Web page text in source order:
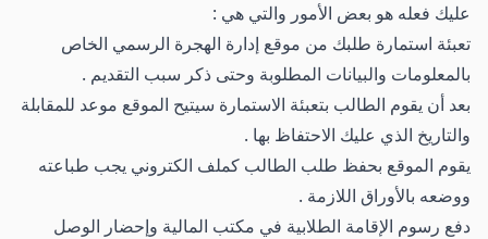
عليك فعله هو بعض الأمور والتي هي :
تعبئة استمارة طلبك من موقع إدارة الهجرة الرسمي الخاص
بالمعلومات والبيانات المطلوبة وحتى ذكر سبب التقديم .
بعد أن يقوم الطالب بتعبئة الاستمارة سيتيح الموقع موعد للمقابلة
والتاريخ الذي عليك الاحتفاظ بها .
يقوم الموقع بحفظ طلب الطالب كملف الكتروني يجب طباعته
ووضعه بالأوراق اللازمة .
دفع رسوم الإقامة الطلابية في مكتب المالية وإحضار الوصل